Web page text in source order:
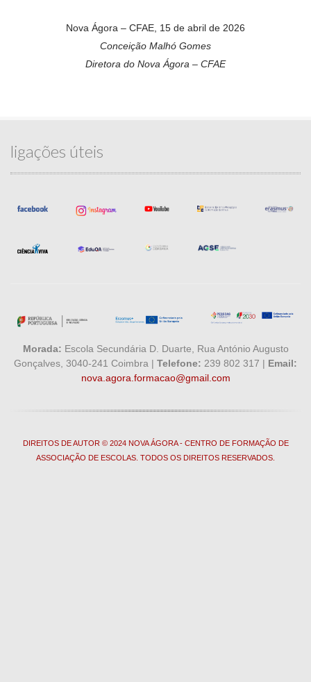
Nova Ágora – CFAE, 15 de abril de 2026
Conceição Malhó Gomes
Diretora do Nova Ágora – CFAE
ligações úteis
Morada: Escola Secundária D. Duarte, Rua António Augusto
Gonçalves, 3040-241 Coimbra | Telefone: 239 802 317 | Email:
nova.agora.formacao@gmail.com
DIREITOS DE AUTOR © 2024 NOVA ÁGORA - CENTRO DE FORMAÇÃO DE
ASSOCIAÇÃO DE ESCOLAS. TODOS OS DIREITOS RESERVADOS.